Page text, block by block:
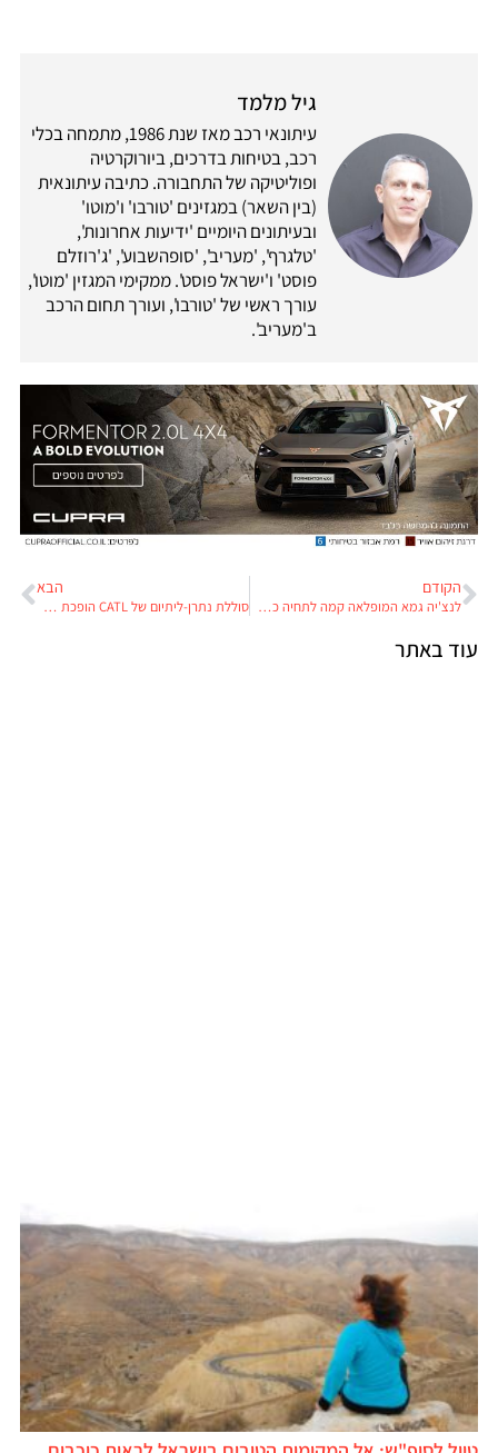
גיל מלמד
עיתונאי רכב מאז שנת 1986, מתמחה בכלי
רכב, בטיחות בדרכים, ביורוקרטיה
ופוליטיקה של התחבורה. כתיבה עיתונאית
(בין השאר) במגזינים 'טורבו' ו'מוטו'
ובעיתונים היומיים 'ידיעות אחרונות',
'טלגרף', 'מעריב', 'סופהשבוע', 'ג'רוזלם
פוסט' ו'ישראל פוסט'. ממקימי המגזין 'מוטו',
עורך ראשי של 'טורבו', ועורך תחום הרכב
ב'מעריב'.
הקודם
לנצ'יה גמא המופלאה קמה לתחיה כמכונית חשמלית
הבא
סוללת נתרן-ליתיום של CATL הופכת היברידיות-נטענות למכוניות חשמליות
עוד באתר